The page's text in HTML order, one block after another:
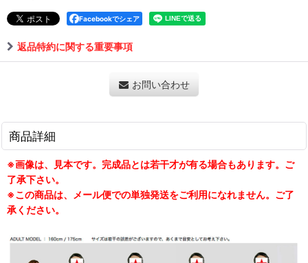
Facebookでシェア
返品特約に関する重要事項
お問い合わせ
商品詳細
※画像は、見本です。完成品とは若干才が有る場合もあります。ご
了承下さい。
※この商品は、メール便での単独発送をご利用になれません。ご了
承ください。